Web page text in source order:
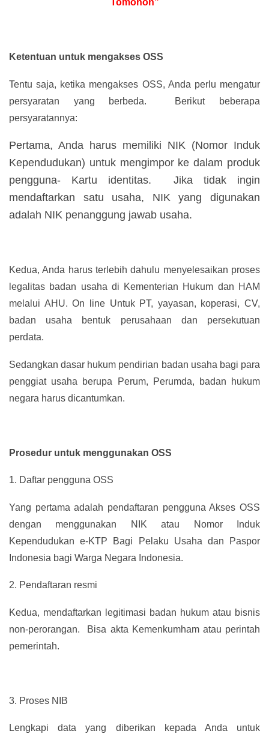
Tomohon”
Ketentuan untuk mengakses OSS
Tentu saja, ketika mengakses OSS, Anda perlu mengatur
persyaratan yang berbeda. Berikut beberapa
persyaratannya:
Pertama, Anda harus memiliki NIK (Nomor Induk
Kependudukan) untuk mengimpor ke dalam produk
pengguna- Kartu identitas. Jika tidak ingin
mendaftarkan satu usaha, NIK yang digunakan
adalah NIK penanggung jawab usaha.
Kedua, Anda harus terlebih dahulu menyelesaikan proses
legalitas badan usaha di Kementerian Hukum dan HAM
melalui AHU. On line Untuk PT, yayasan, koperasi, CV,
badan usaha bentuk perusahaan dan persekutuan
perdata.
Sedangkan dasar hukum pendirian badan usaha bagi para
penggiat usaha berupa Perum, Perumda, badan hukum
negara harus dicantumkan.
Prosedur untuk menggunakan OSS
1. Daftar pengguna OSS
Yang pertama adalah pendaftaran pengguna Akses OSS
dengan menggunakan NIK atau Nomor Induk
Kependudukan e-KTP Bagi Pelaku Usaha dan Paspor
Indonesia bagi Warga Negara Indonesia.
2. Pendaftaran resmi
Kedua, mendaftarkan legitimasi badan hukum atau bisnis
non-perorangan. Bisa akta Kemenkumham atau perintah
pemerintah.
3. Proses NIB
Lengkapi data yang diberikan kepada Anda untuk